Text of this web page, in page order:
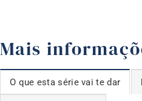
Mais
O que esta série vai te dar